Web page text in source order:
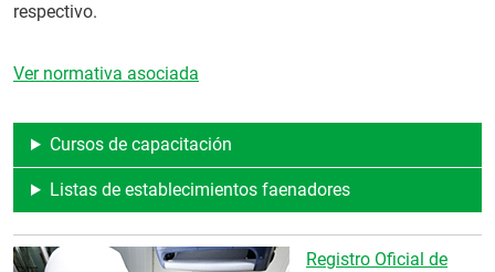
respectivo.
Ver normativa asociada
Cursos de capacitación
Listas de establecimientos faenadores
Registro Oficial de